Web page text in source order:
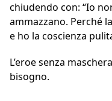
chiudendo con: “Io
ammazzano. Perché
e ho la coscienza
L’eroe senza
bisogno.